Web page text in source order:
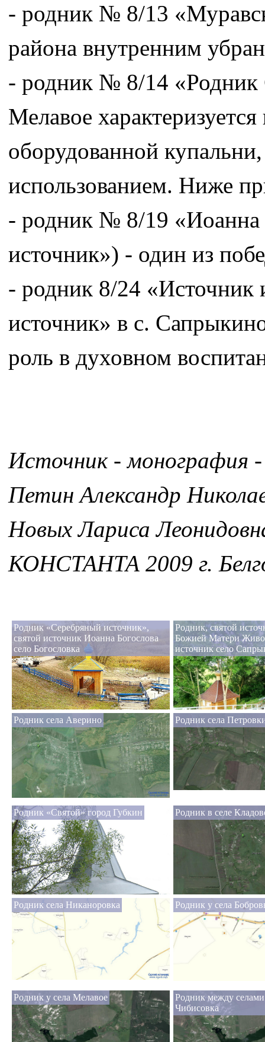
- родник № 8/13
района внутренним
- родник № 8/14 «Родник
Мелавое
оборудованной
использованием. Ниже
- родник № 8/19 «Иоанна
источник») - один из
- родник 8/24
источник» в с.
роль в духовном
Источник - монография -
Петин Александр
Новых Лариса
КОНСТАНТА 2009 г.
Родник «Серебряный источник»,
святой источник Иоанна Богослова
село Богословка
Родник, святой
Божией Матери
источник село
Родник села Аверино Родник села
Родник «Святой» город Губкин Родник в селе
Родник села Никаноровка Родник у села
Родник у села Мелавое
Родник между
Чибисовка